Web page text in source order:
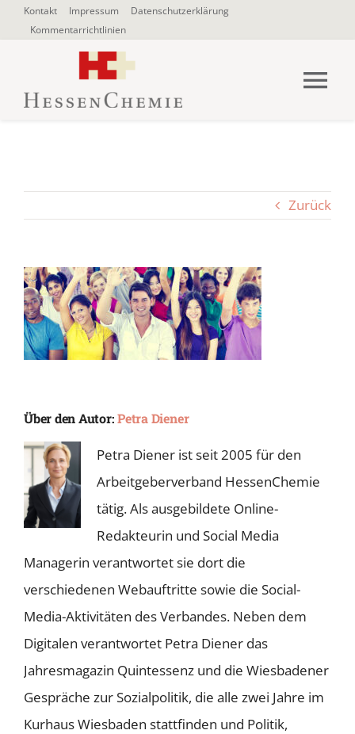
Zum
Inhalt
Kontakt Impressum
Datenschutzerklärung
Kommentarrichtlinien
Über uns
SUCHE
NACH:
Zurück
Über den Autor:Petra Diener
Petra Diener ist seit 2005 für den
Arbeitgeberverband HessenChemie
tätig. Als ausgebildete Online-
Redakteurin und Social Media
Managerin verantwortet sie dort die
verschiedenen Webauftritte sowie die Social-
Media-Aktivitäten des Verbandes. Neben dem
Digitalen verantwortet Petra Diener das
Jahresmagazin Quintessenz und die Wiesbadener
Gespräche zur Sozialpolitik, die alle zwei Jahre im
Kurhaus Wiesbaden stattfinden und Politik,